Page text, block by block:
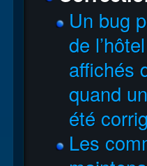
Un bug
de
affichés
quand
été
Les